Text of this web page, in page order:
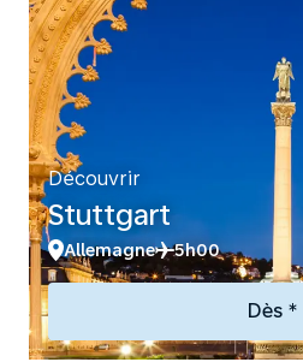
Découvrir
Stuttgart
Allemagne 5h00
Dès *